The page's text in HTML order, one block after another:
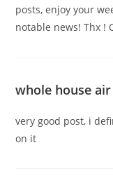
posts, enjoy your
notable news! Thx !
whole house
very good post, i
on it